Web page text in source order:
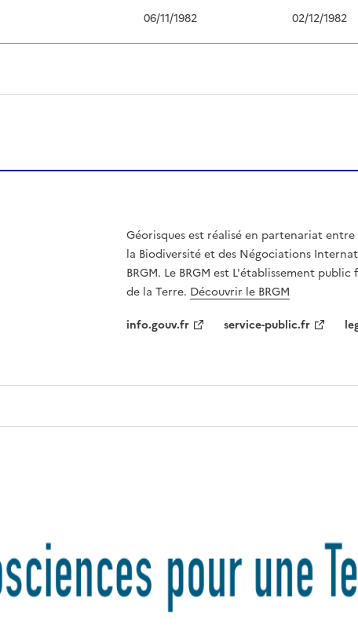
06/11/1982 02/12/1982
Géorisques est réalisé en partenariat
la Biodiversité et des Négociations
BRGM. Le BRGM est L'établissement
de la Terre. Découvrir le BRGM
info.gouv.fr
service-public.fr